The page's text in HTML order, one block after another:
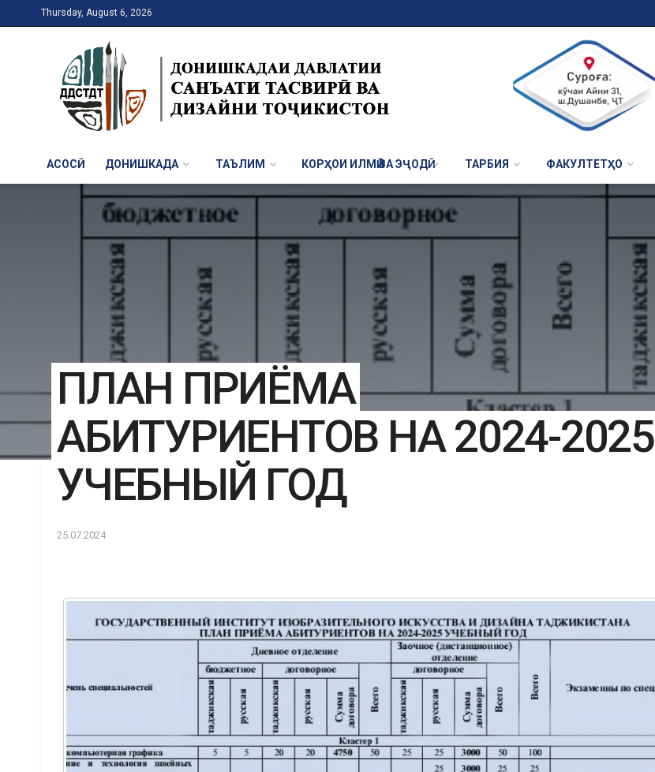
Thursday, August 6, 2026
АСОСӢ ДОНИШКАДА ТАЪЛИМ КОРҲОИ ИЛМӢ ВА ЭҶОДӢ ТАРБИЯ ФАКУЛТЕТҲО
ПЛАН ПРИЁМА
АБИТУРИЕНТОВ НА 2024-2025
УЧЕБНЫЙ ГОД
25.07.2024